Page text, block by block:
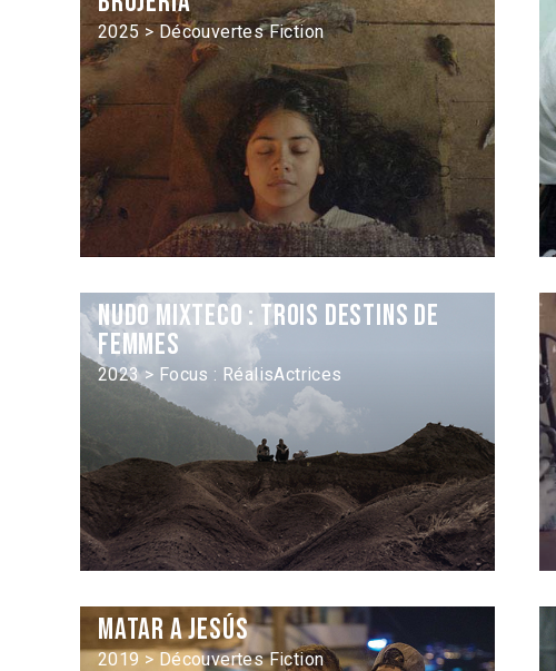
2025 > Découvertes Fiction
Nudo mixteco : trois destins de
femmes
2023 > Focus : RéalisActrices
Matar a Jesús
2019 > Découvertes Fiction